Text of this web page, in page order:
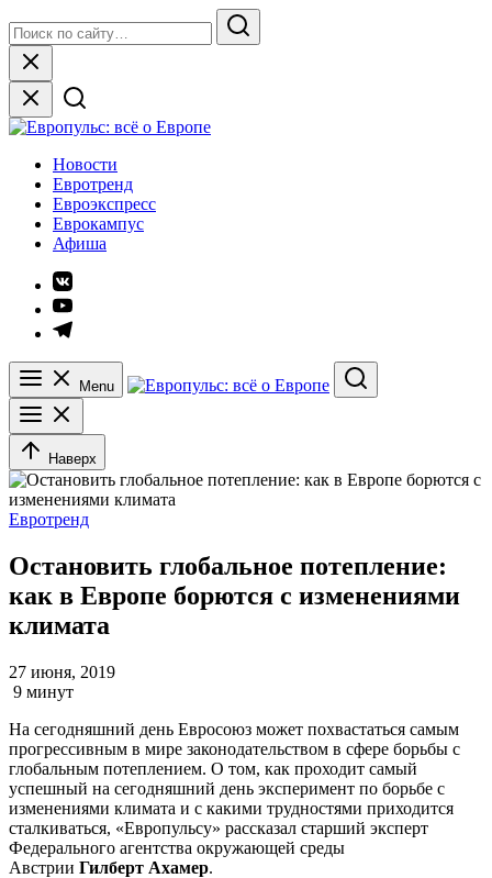
to
content
for:
Search
Close
Европульс: всё о Европе
Новости
Евротренд
Евроэкспресс
Еврокампус
Афиша
Элемент
меню
Элемент
меню
Элемент
Menu
Search
Наверх
Евротренд
Остановить глобальное потепление:
как в Европе борются с изменениями
климата
27 июня, 2019
9 минут
На сегодняшний день Евросоюз может похвастаться самым
прогрессивным в мире законодательством в сфере борьбы с
глобальным потеплением. О том, как проходит самый
успешный на сегодняшний день эксперимент по борьбе с
изменениями климата и с какими трудностями приходится
сталкиваться, «Европульсу» рассказал старший эксперт
Федерального агентства окружающей среды
Австрии Гилберт Ахамер.